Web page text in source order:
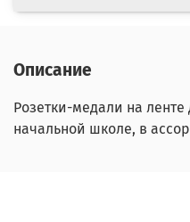
Описание
Розетки-медали на
начальной школе, в